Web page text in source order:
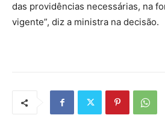
das providências necessárias, na
vigente”, diz a ministra na decisão.